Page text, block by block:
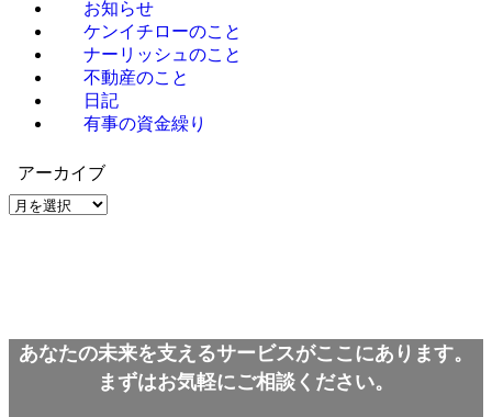
お知らせ
ケンイチローのこと
ナーリッシュのこと
不動産のこと
日記
有事の資金繰り
アーカイブ
ア
あなたの未来を支えるサービスがここにあります。
まずはお気軽にご相談ください。